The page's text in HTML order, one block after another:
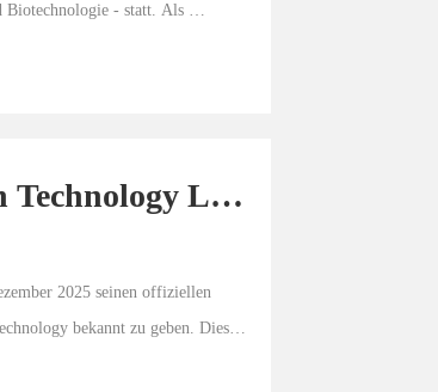
Biotechnologie - statt. Als
Life
2025 seinen offiziellen
bekannt zu geben. Dieser